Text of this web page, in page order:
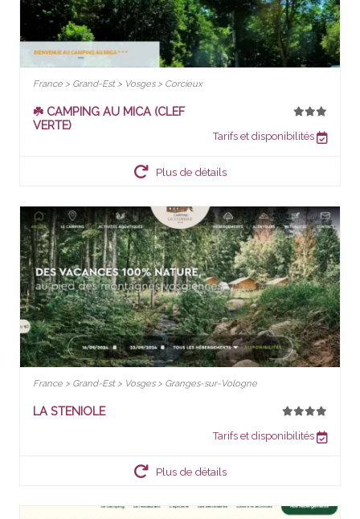
France > Grand-Est > Vosges > Corcieux
☘️ CAMPING AU MICA (CLEF
VERTE)
Tarifs et disponibilités
Plus de détails
France > Grand-Est > Vosges > Granges-sur-Vologne
LA STENIOLE
Tarifs et disponibilités
Plus de détails